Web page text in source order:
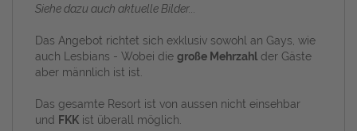
Siehe dazu auch aktuelle Bilder...
Das Angebot richtet sich exklusiv sowohl an Gays, wie
auch Lesbians - Wobei diegroße Mehrzahl der Gäste
aber männlich ist ist.
Das gesamte Resort ist von aussen nicht einsehbar
und FKK ist überall möglich.